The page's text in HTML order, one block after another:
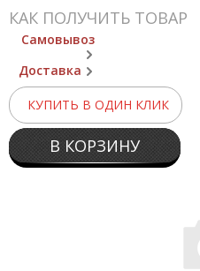
КАК ПОЛУЧИТЬ ТОВАР
Самовывоз
Доставка
КУПИТЬ В ОДИН КЛИК
В КОРЗИНУ